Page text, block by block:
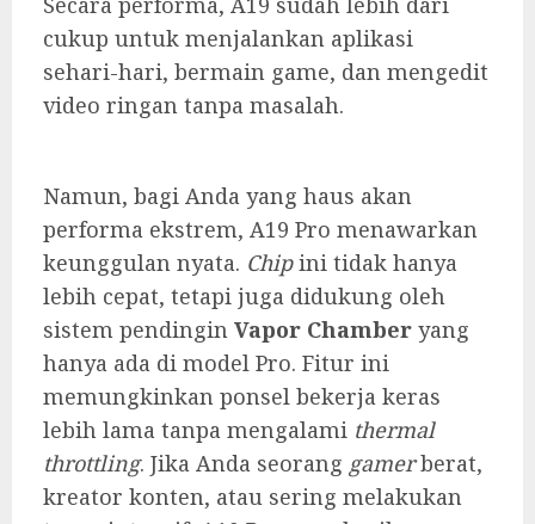
cukup untuk menjalankan aplikasi
sehari-hari, bermain game, dan mengedit
video ringan tanpa masalah.
Namun, bagi Anda yang haus akan
performa ekstrem, A19 Pro menawarkan
keunggulan nyata. Chipini tidak hanya
lebih cepat, tetapi juga didukung oleh
sistem pendingin Vapor Chamber yang
hanya ada di model Pro. Fitur ini
memungkinkan ponsel bekerja keras
lebih lama tanpa mengalami thermal
throttling. Jika Anda seorang gamerberat,
kreator konten, atau sering melakukan